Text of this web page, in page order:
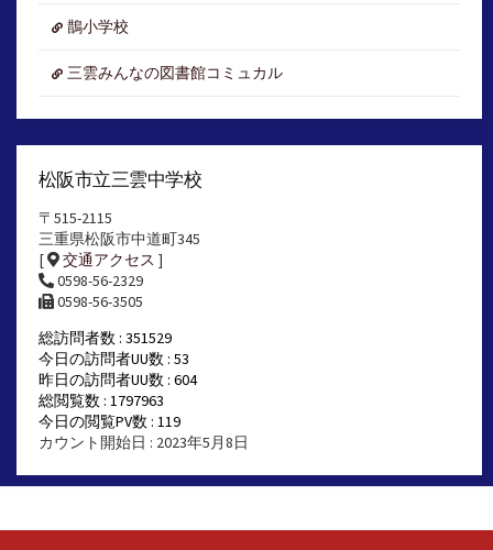
鵲小学校
三雲みんなの図書館コミュカル
松阪市立三雲中学校
〒515-2115
三重県松阪市中道町345
[
交通アクセス ]
0598-56-2329
0598-56-3505
総訪問者数 : 351529
今日の訪問者UU数 : 53
昨日の訪問者UU数 : 604
総閲覧数 : 1797963
今日の閲覧PV数 : 119
カウント開始日 : 2023年5月8日